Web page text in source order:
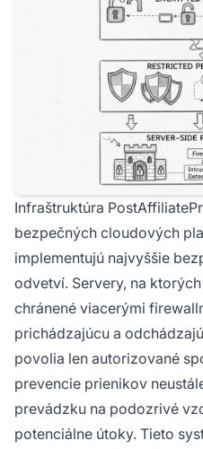
Infraštruktúra
bezpečných cloudových
implementujú najvyššie
odvetví. Servery, na
chránené viacerými
prichádzajúcu a
povolia len autorizované
prevencie prienikov
prevádzku na podozrivé
potenciálne útoky. Tieto